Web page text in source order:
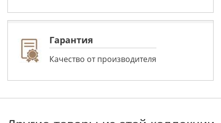
Гарантия
Качество от производителя